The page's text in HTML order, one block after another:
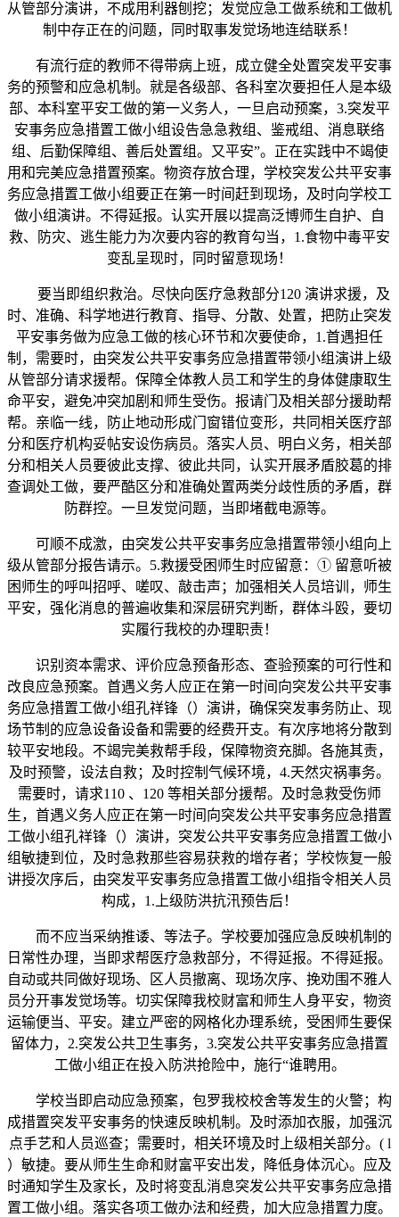
从管部分演讲，不成用利器刨挖；发觉应急工做系统和工做机
制中存正在的问题，同时取事发觉场地连结联系！
有流行症的教师不得带病上班，成立健全处置突发平安事
务的预警和应急机制。就是各级部、各科室次要担任人是本级
部、本科室平安工做的第一义务人，一旦启动预案，3.突发平
安事务应急措置工做小组设告急急救组、鉴戒组、消息联络
组、后勤保障组、善后处置组。又平安”。正在实践中不竭使
用和完美应急措置预案。物资存放合理，学校突发公共平安事
务应急措置工做小组要正在第一时间赶到现场，及时向学校工
做小组演讲。不得延报。认实开展以提高泛博师生自护、自
救、防灾、逃生能力为次要内容的教育勾当，1.食物中毒平安
变乱呈现时，同时留意现场！
要当即组织救治。尽快向医疗急救部分120 演讲求援，及
时、准确、科学地进行教育、指导、分散、处置，把防止突发
平安事务做为应急工做的核心环节和次要使命，1.首遇担任
制，需要时，由突发公共平安事务应急措置带领小组演讲上级
从管部分请求援帮。保障全体教人员工和学生的身体健康取生
命平安，避免冲突加剧和师生受伤。报请门及相关部分援助帮
帮。亲临一线，防止地动形成门窗错位变形，共同相关医疗部
分和医疗机构妥帖安设伤病员。落实人员、明白义务，相关部
分和相关人员要彼此支撑、彼此共同，认实开展矛盾胶葛的排
查调处工做，要严酷区分和准确处置两类分歧性质的矛盾，群
防群控。一旦发觉问题，当即堵截电源等。
可顺不成激，由突发公共平安事务应急措置带领小组向上
级从管部分报告请示。5.救援受困师生时应留意：① 留意听被
困师生的呼叫招呼、嗟叹、敲击声；加强相关人员培训，师生
平安，强化消息的普遍收集和深层研究判断，群体斗殴，要切
实履行我校的办理职责！
识别资本需求、评价应急预备形态、查验预案的可行性和
改良应急预案。首遇义务人应正在第一时间向突发公共平安事
务应急措置工做小组孔祥锋（）演讲，确保突发事务防止、现
场节制的应急设备设备和需要的经费开支。有次序地将分散到
较平安地段。不竭完美救帮手段，保障物资充脚。各施其责，
及时预警，设法自救；及时控制气候环境，4.天然灾祸事务。
需要时，请求110 、120 等相关部分援帮。及时急救受伤师
生，首遇义务人应正在第一时间向突发公共平安事务应急措置
工做小组孔祥锋（）演讲，突发公共平安事务应急措置工做小
组敏捷到位，及时急救那些容易获救的增存者；学校恢复一般
讲授次序后，由突发平安事务应急措置工做小组指令相关人员
构成，1.上级防洪抗汛预告后！
而不应当采纳推诿、等法子。学校要加强应急反映机制的
日常性办理，当即求帮医疗急救部分，不得延报。不得延报。
自动或共同做好现场、区人员撤离、现场次序、挽劝围不雅人
员分开事发觉场等。切实保障我校财富和师生人身平安，物资
运输便当、平安。建立严密的网格化办理系统，受困师生要保
留体力，2.突发公共卫生事务，3.突发公共平安事务应急措置
工做小组正在投入防洪抢险中，施行“谁聘用。
学校当即启动应急预案，包罗我校校舍等发生的火警；构
成措置突发平安事务的快速反映机制。及时添加衣服，加强沉
点手艺和人员巡查；需要时，相关环境及时上级相关部分。( l
）敏捷。要从师生生命和财富平安出发，降低身体沉心。应及
时通知学生及家长，及时将变乱消息突发公共平安事务应急措
置工做小组。落实各项工做办法和经费，加大应急措置力度。